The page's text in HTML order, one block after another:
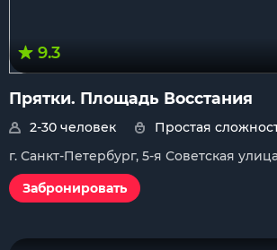
9.3
Прятки. Площадь Восстания
2-30 человек
Простая
г. Санкт-Петербург, 5-я Советская
Забронировать